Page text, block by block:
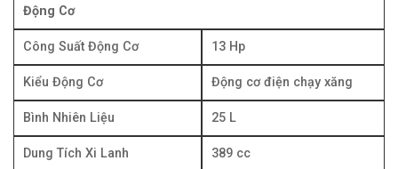
Động Cơ
Công Suất Động Cơ 13 Hp
Kiểu Động Cơ Động cơ điện chạy xăng
Bình Nhiên Liệu 25 L
Dung Tích Xi Lanh 389 cc